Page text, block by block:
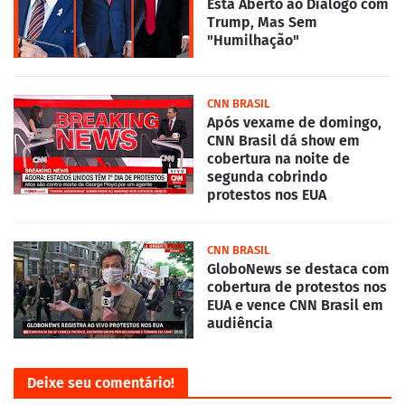
Está Aberto ao Diálogo com
Trump, Mas Sem
"Humilhação"
CNN BRASIL
Após vexame de domingo,
CNN Brasil dá show em
cobertura na noite de
segunda cobrindo
protestos nos EUA
CNN BRASIL
GloboNews se destaca com
cobertura de protestos nos
EUA e vence CNN Brasil em
audiência
Deixe seu comentário!